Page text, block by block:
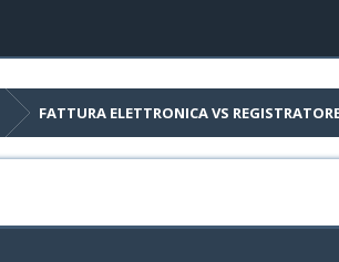
FATTURA ELETTRONICA VS